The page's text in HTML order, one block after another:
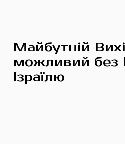
Майбутній
можливий без
Ізраїлю